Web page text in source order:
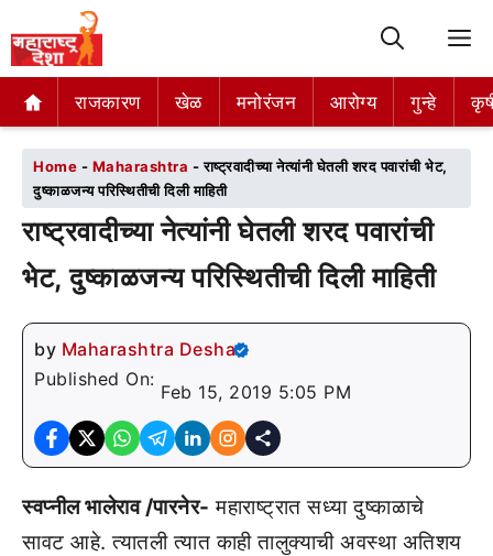
राजकारण खेळ मनोरंजन आरोग्य गुन्हे
राजकारण खेळ मनोरंजन आरोग्य गुन्हे
Home - Maharashtra -राष्ट्रवादीच्या नेत्यांनी घेतली शरद पवारांची भेट,
दुष्काळजन्य परिस्थितीची दिली माहिती
राष्ट्रवादीच्या नेत्यांनी घेतली शरद पवारांची
भेट, दुष्काळजन्य परिस्थितीची दिली माहिती
by Maharashtra Desha
Published On:
Feb 15, 2019 5:05 PM
स्वप्नील भालेराव /पारनेर- महाराष्ट्रात सध्या दुष्काळाचे
सावट आहे. त्यातली त्यात काही तालुक्याची अवस्था अतिशय